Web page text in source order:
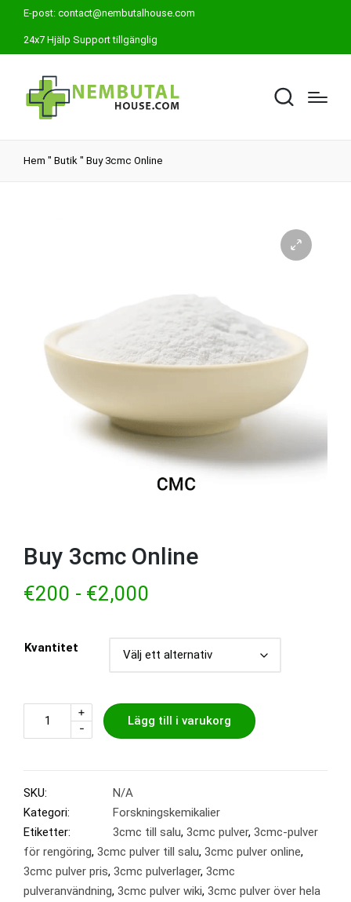
E-post: contact@nembutalhouse.com
24x7 Hjälp Support tillgänglig
Hem " Butik " Buy 3cmc Online
Buy 3cmc Online
€200 - €2,000
Kvantitet
-
+
Lägg till i varukorg
SKU:
N/A
Kategori:
Forskningskemikalier
Etiketter:
3cmc till salu, 3cmc pulver, 3cmc-pulver
för rengöring, 3cmc pulver till salu, 3cmc pulver online,
3cmc pulver pris, 3cmc pulverlager, 3cmc
pulveranvändning, 3cmc pulver wiki, 3cmc pulver över hela